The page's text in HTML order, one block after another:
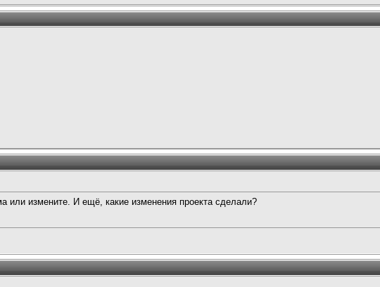
или измените. И ещё, какие изменения проекта сделали?